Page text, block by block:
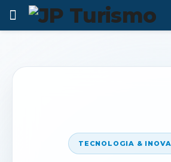
TECNOLOGIA &